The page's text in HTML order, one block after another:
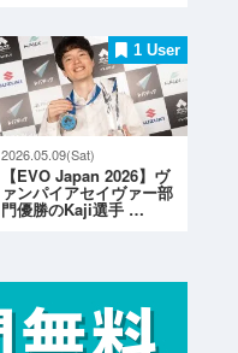
1 User
2026.05.09(Sat)
【EVO Japan 2026】ヴ
ァンパイアセイヴァー部
門優勝のKaji選手 …